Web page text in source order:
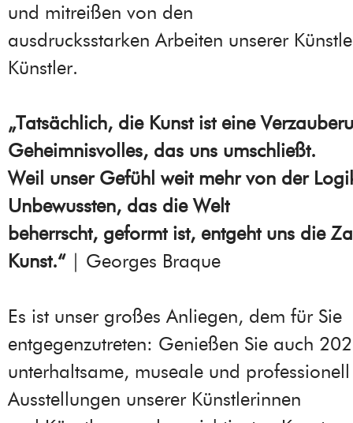
und mitreißen von den
ausdrucksstarken Arbeiten unserer
Künstler.
„Tatsächlich, die Kunst ist eine
Geheimnisvolles, das uns umschließt.
Weil unser Gefühl weit mehr von der
Unbewussten, das die Welt
beherrscht, geformt ist, entgeht uns die
Kunst.“| Georges Braque
Es ist unser großes Anliegen, dem für Sie
entgegenzutreten: Genießen Sie auch
unterhaltsame, museale und
Ausstellungen unserer Künstlerinnen